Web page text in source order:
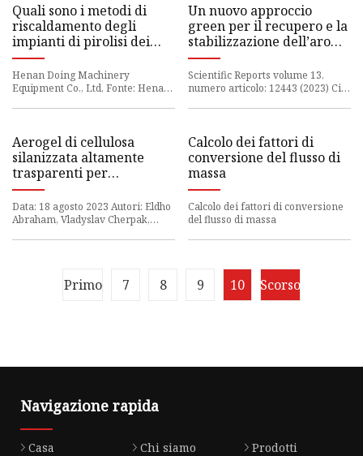
Quali sono i metodi di
riscaldamento degli
impianti di pirolisi dei
Henan Doing Machinery
Equipment Co., Ltd. Fonte: Henan
Un nuovo approccio
green per il recupero e la
stabilizzazione dell’aroma
di Lavandula stoechas
abbinando CO2
supercritica e solventi
Scientific Reports volume 13,
numero articolo: 12443 (2023) Cita
Aerogel di cellulosa
silanizzata altamente
trasparenti per
aumentare l'efficienza
energetica delle vetrate
negli edifici
Data: 18 agosto 2023 Autori: Eldho
Abraham, Vladyslav Cherpak,
Calcolo dei fattori di
conversione del flusso di
massa
Calcolo dei fattori di conversione
del flusso di massa
Primo 7 8 9 10 Scorso
Navigazione rapida
Casa Chi siamo
Prodotti